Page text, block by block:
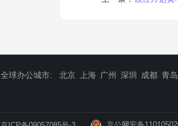
全球办公城市: 北京 上海 广州 深圳 成都 青岛